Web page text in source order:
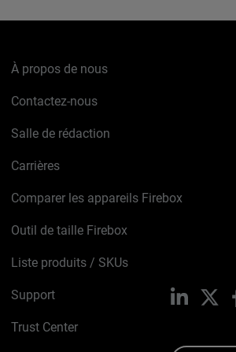
À propos de nous
Contactez-nous
Salle de rédaction
Carrières
Comparer les appareils Firebox
Outil de taille Firebox
Liste produits / SKUs
Support
Trust Center
LinkedIn